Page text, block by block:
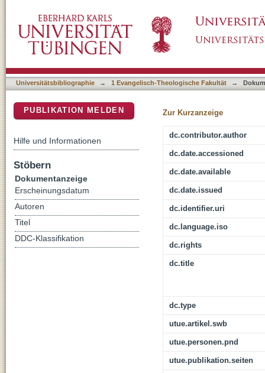
der neutestamentlichen Autoren
Universitätsbibliographie → 1 Evangelisch-Theologische Fakultät →
Zur Kurzanzeige
dc.contributor.author
dc.date.accessioned
dc.date.available
dc.date.issued
dc.identifier.uri
dc.language.iso
dc.rights
dc.title
dc.type
utue.artikel.swb
utue.personen.pnd
utue.publikation.seiten
PUBLIKATION MELDEN
Hilfe und Informationen
Stöbern
Dokumentanzeige
Erscheinungsdatum
Autoren
Titel
DDC-Klassifikation